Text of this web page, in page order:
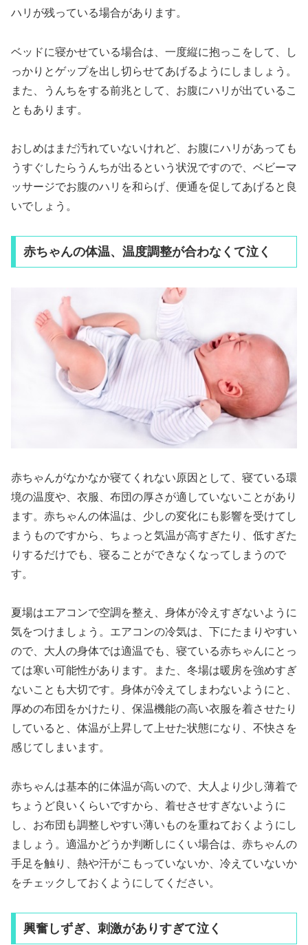
ハリが残っている場合があります。
ベッドに寝かせている場合は、一度縦に抱っこをして、し
っかりとゲップを出し切らせてあげるようにしましょう。
また、うんちをする前兆として、お腹にハリが出ているこ
ともあります。
おしめはまだ汚れていないけれど、お腹にハリがあっても
うすぐしたらうんちが出るという状況ですので、ベビーマ
ッサージでお腹のハリを和らげ、便通を促してあげると良
いでしょう。
赤ちゃんの体温、温度調整が合わなくて泣く
赤ちゃんがなかなか寝てくれない原因として、寝ている環
境の温度や、衣服、布団の厚さが適していないことがあり
ます。赤ちゃんの体温は、少しの変化にも影響を受けてし
まうものですから、ちょっと気温が高すぎたり、低すぎた
りするだけでも、寝ることができなくなってしまうので
す。
夏場はエアコンで空調を整え、身体が冷えすぎないように
気をつけましょう。エアコンの冷気は、下にたまりやすい
ので、大人の身体では適温でも、寝ている赤ちゃんにとっ
ては寒い可能性があります。また、冬場は暖房を強めすぎ
ないことも大切です。身体が冷えてしまわないようにと、
厚めの布団をかけたり、保温機能の高い衣服を着させたり
していると、体温が上昇して上せた状態になり、不快さを
感じてしまいます。
赤ちゃんは基本的に体温が高いので、大人より少し薄着で
ちょうど良いくらいですから、着せさせすぎないように
し、お布団も調整しやすい薄いものを重ねておくようにし
ましょう。適温かどうか判断しにくい場合は、赤ちゃんの
手足を触り、熱や汗がこもっていないか、冷えていないか
をチェックしておくようにしてください。
興奮しずぎ、刺激がありすぎて泣く